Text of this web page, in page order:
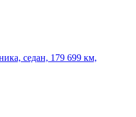
седан, 179 699 км,